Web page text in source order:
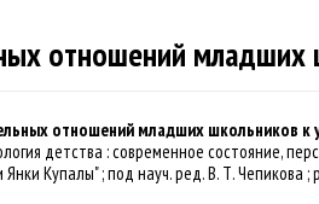
отношений младших
отношений младших школьников к
детства : современное состояние,
Купалы" ; под науч. ред. В. Т. Чепикова ;